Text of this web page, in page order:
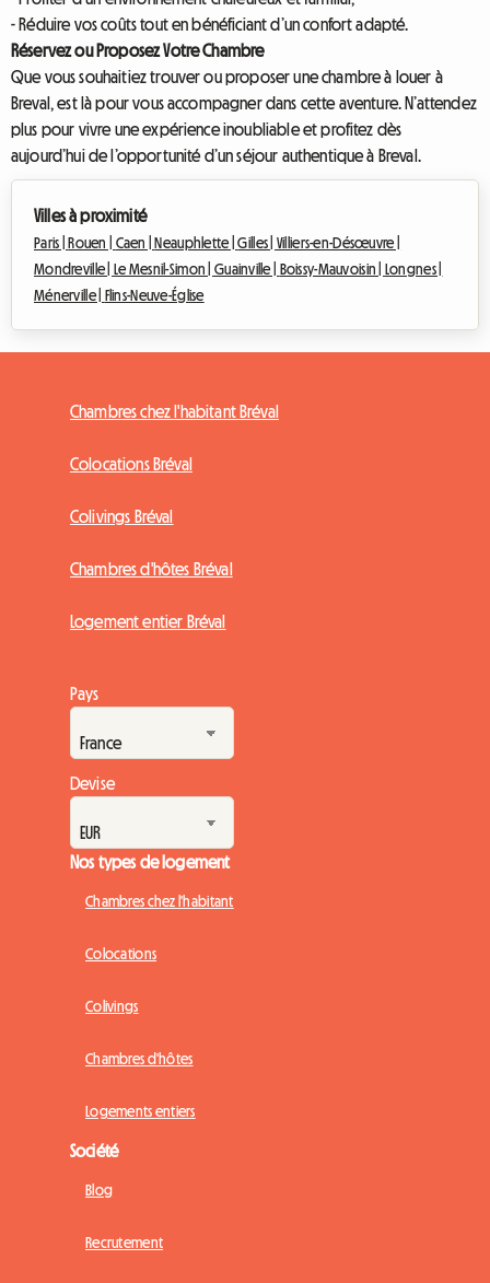
- Réduire vos coûts tout en bénéficiant d’un confort adapté.
Réservez ou Proposez Votre Chambre
Que vous souhaitiez trouver ou proposer une chambre à louer à
Breval, est là pour vous accompagner dans cette aventure. N’attendez
plus pour vivre une expérience inoubliable et profitez dès
aujourd’hui de l’opportunité d’un séjour authentique à Breval.
Villes à proximité
Paris |Rouen | Caen |Neauphlette |Gilles | Villiers-en-Désœuvre |
Mondreville | Le Mesnil-Simon | Guainville | Boissy-Mauvoisin | Longnes |
Ménerville | Flins-Neuve-Église
Chambres chez l'habitant Bréval
Colocations Bréval
Colivings Bréval
Chambres d'hôtes Bréval
Logement entier Bréval
Pays
Devise
Nos types de logement
Chambres chez l'habitant
Colocations
Colivings
Chambres d'hôtes
Logements entiers
Société
Blog
Recrutement